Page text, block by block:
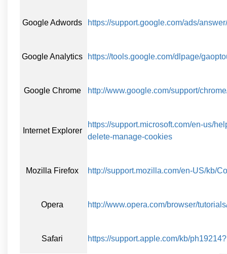
Google Adwords https://support.google.com/ads/
Google Analytics https://tools.google.com/dlpage/
Google Chrome http://www.google.com/support/
Internet Explorer
https://support.microsoft.com/en-us/
delete-manage-cookies
Mozilla Firefox http://support.mozilla.com/en-US/kb/
Opera http://www.opera.com/browser/
Safari https://support.apple.com/kb/